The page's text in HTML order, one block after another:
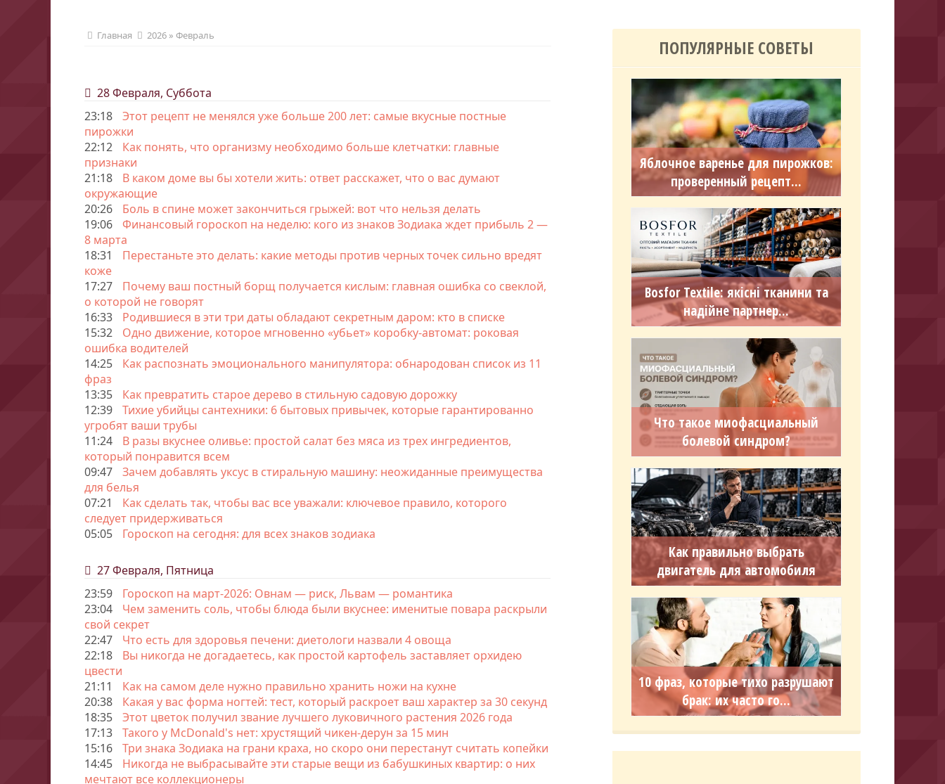
Главная 2026 » Февраль
28 Февраля, Суббота
23:18
Этот рецепт не менялся уже больше 200 лет: самые вкусные постные
пирожки
22:12
Как понять, что организму необходимо больше клетчатки: главные
признаки
21:18
В каком доме вы бы хотели жить: ответ расскажет, что о вас думают
окружающие
20:26
Боль в спине может закончиться грыжей: вот что нельзя делать
19:06
Финансовый гороскоп на неделю: кого из знаков Зодиака ждет прибыль 2 —
8 марта
18:31
Перестаньте это делать: какие методы против черных точек сильно вредят
коже
17:27
Почему ваш постный борщ получается кислым: главная ошибка со свеклой,
о которой не говорят
16:33
Родившиеся в эти три даты обладают секретным даром: кто в списке
15:32
Одно движение, которое мгновенно «убьет» коробку-автомат: роковая
ошибка водителей
14:25
Как распознать эмоционального манипулятора: обнародован список из 11
фраз
13:35
Как превратить старое дерево в стильную садовую дорожку
12:39
Тихие убийцы сантехники: 6 бытовых привычек, которые гарантированно
угробят ваши трубы
11:24
В разы вкуснее оливье: простой салат без мяса из трех ингредиентов,
который понравится всем
09:47
Зачем добавлять уксус в стиральную машину: неожиданные преимущества
для белья
07:21
Как сделать так, чтобы вас все уважали: ключевое правило, которого
следует придерживаться
05:05
Гороскоп на сегодня: для всех знаков зодиака
27 Февраля, Пятница
23:59
Гороскоп на март-2026: Овнам — риск, Львам — романтика
23:04
Чем заменить соль, чтобы блюда были вкуснее: именитые повара раскрыли
свой секрет
22:47
Что есть для здоровья печени: диетологи назвали 4 овоща
22:18
Вы никогда не догадаетесь, как простой картофель заставляет орхидею
цвести
21:11
Как на самом деле нужно правильно хранить ножи на кухне
20:38
Какая у вас форма ногтей: тест, который раскроет ваш характер за 30 секунд
18:35
Этот цветок получил звание лучшего луковичного растения 2026 года
17:13
Такого у McDonald's нет: хрустящий чикен-дерун за 15 мин
15:16
Три знака Зодиака на грани краха, но скоро они перестанут считать копейки
14:45
Никогда не выбрасывайте эти старые вещи из бабушкиных квартир: о них
мечтают все коллекционеры
ПОПУЛЯРНЫЕ СОВЕТЫ
Яблочное варенье для пирожков:
проверенный рецепт...
Bosfor Textile: якісні тканини та
надійне партнер...
Что такое миофасциальный
болевой синдром?
Как правильно выбрать
двигатель для автомобиля
10 фраз, которые тихо разрушают
брак: их часто го...